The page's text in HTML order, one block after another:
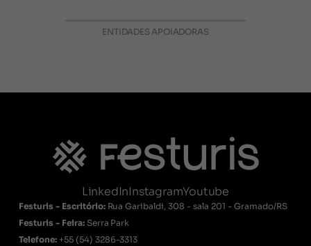
ENTIDADES APOIADORAS
LinkedInInstagramYoutube
Festuris - Escritório: Rua Garibaldi, 308 - sala 201 - Gramado/RS
Festuris - Feira: Serra Park
Telefone: +55 (54) 3286-3313